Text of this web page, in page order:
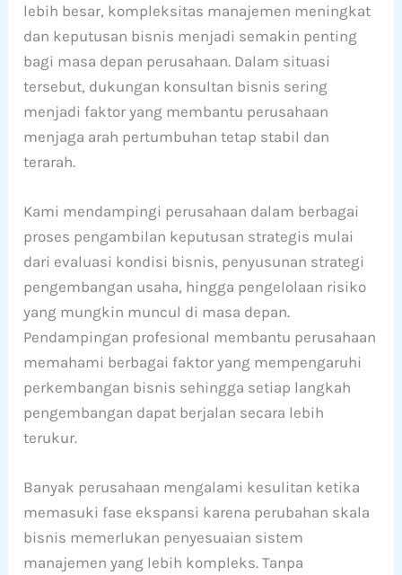
lebih besar, kompleksitas manajemen meningkat
dan keputusan bisnis menjadi semakin penting
bagi masa depan perusahaan. Dalam situasi
tersebut, dukungan konsultan bisnis sering
menjadi faktor yang membantu perusahaan
menjaga arah pertumbuhan tetap stabil dan
terarah.
Kami mendampingi perusahaan dalam berbagai
proses pengambilan keputusan strategis mulai
dari evaluasi kondisi bisnis, penyusunan strategi
pengembangan usaha, hingga pengelolaan risiko
yang mungkin muncul di masa depan.
Pendampingan profesional membantu perusahaan
memahami berbagai faktor yang mempengaruhi
perkembangan bisnis sehingga setiap langkah
pengembangan dapat berjalan secara lebih
terukur.
Banyak perusahaan mengalami kesulitan ketika
memasuki fase ekspansi karena perubahan skala
bisnis memerlukan penyesuaian sistem
manajemen yang lebih kompleks. Tanpa